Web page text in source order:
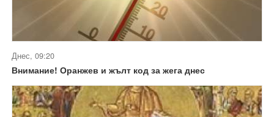
Днес, 09:20
Внимание! Оранжев и жълт код за жега днес